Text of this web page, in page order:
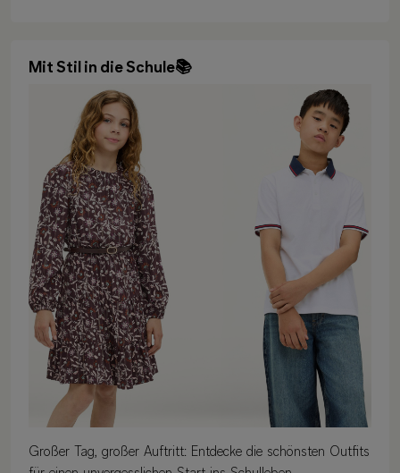
Mit Stil in die Schule📚
Großer Tag, großer Auftritt: Entdecke die schönsten Outfits